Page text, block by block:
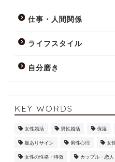
仕事・人間関係
ライフスタイル
自分磨き
KEY WORDS
女性婚活 男性婚活 保湿
脈ありサイン 男性心理 女
女性の性格・特徴 カップル・恋人